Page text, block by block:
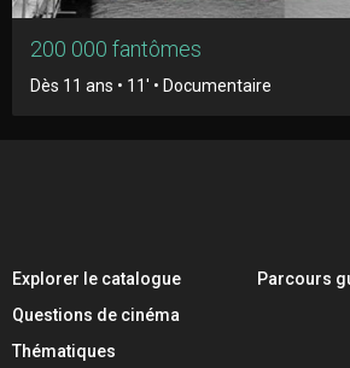
200 000 fantômes
Dès 11 ans • 11' • Documentaire
Explorer le catalogue
Questions de cinéma
Thématiques
Parcours